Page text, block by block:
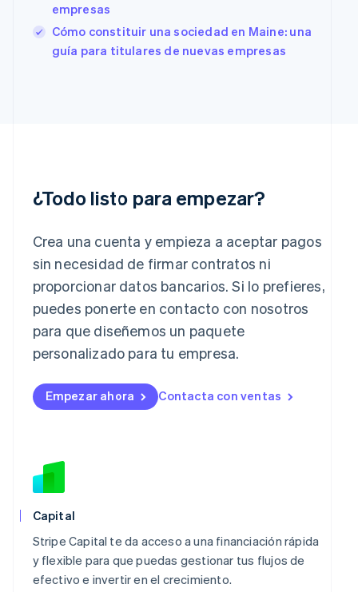
empresas
Cómo constituir una sociedad en Maine: una
guía para titulares de nuevas empresas
¿Todo listo para empezar?
Crea una cuenta y empieza a aceptar pagos
sin necesidad de firmar contratos ni
proporcionar datos bancarios. Si lo prefieres,
puedes ponerte en contacto con nosotros
para que diseñemos un paquete
personalizado para tu empresa.
Empezar ahora Contacta con ventas
Capital
Stripe Capital te da acceso a una financiación rápida
y flexible para que puedas gestionar tus flujos de
efectivo e invertir en el crecimiento.
Finlandia
English Svenska
Francia
FrançaisEnglish
Irlanda
Italia
Japón
日本語English
Letonia
English
Liechtenstein
DeutschEnglish
English
Luxemburgo
Malta
México
Español
English
Nueva Zelandia
English